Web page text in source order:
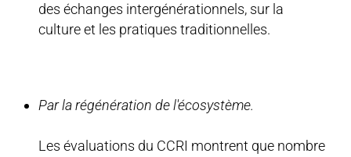
des échanges intergénérationnels, sur la
culture et les pratiques traditionnelles.
Par la régénération de l'écosystème.
Les évaluations du CCRI montrent que nombre